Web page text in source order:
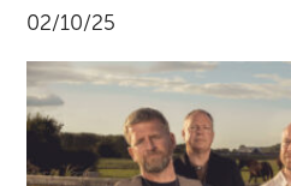
02/10/25